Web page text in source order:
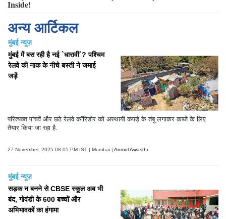
अन्य आर्टिकल
मुंबई न्यूज़
मुंबई में बस रही है नई `धारावी`? पश्चिम
रेलवे की नाक के नीचे बस्ती ने जमाई
जड़ें
परित्यक्त पांचवें और छठे रेलवे कॉरिडोर को अस्थायी कपड़े के तंबू लगाकर कब्जे के लिए
तैयार किया जा रहा है.
27 November, 2025 08:05 PM IST | Mumbai | Anmol Awasthi
मुंबई न्यूज़
सड़क न बनने से CBSE स्कूल अब भी
बंद, गोवंडी के 600 बच्चों और
अभिभावकों का हंगामा